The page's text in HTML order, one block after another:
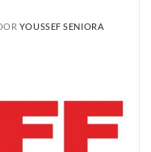
YOUSSEF SENIORA